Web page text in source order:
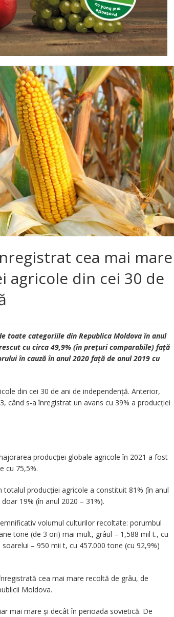
cea mai mare
agricole din cei 30 de
toate categoriile din Republica Moldova în anul
cu circa 49,9% (în prețuri comparabile) faţă
în cauză în anul 2020 față de anul 2019 cu
din cei 30 de ani de independenţă. Anterior,
când s-a înregistrat un avans cu 39% a producţiei
producţiei globale agricole în 2021 a fost
cu 75,5%.
producţiei agricole a constituit 81% (în anul
19% (în anul 2020 – 31%).
volumul culturilor recoltate: porumbul
tone (de 3 ori) mai mult, grâul – 1,588 mil t., cu
– 950 mii t, cu 457.000 tone (cu 92,9%)
cea mai mare recoltă de grâu, de
Moldova.
mai mare şi decât în perioada sovietică. De